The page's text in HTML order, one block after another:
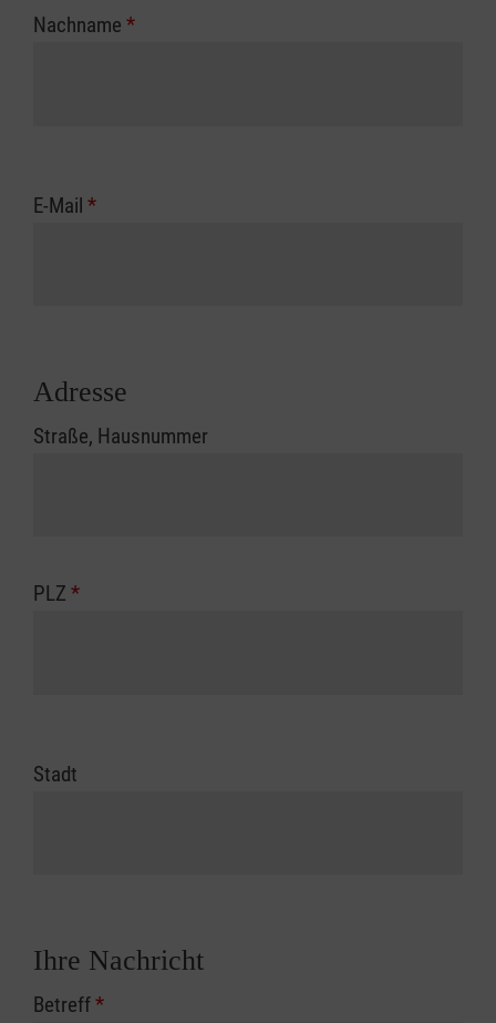
Nachname *
E-Mail *
Adresse
Straße, Hausnummer
PLZ *
Stadt
Ihre Nachricht
Betreff*